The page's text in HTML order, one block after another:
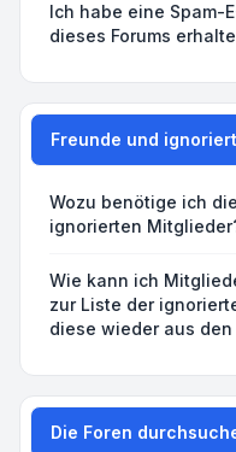
Ich habe eine Spam-
dieses Forums
Freunde und
Wozu benötige ich
ignorierten
Wie kann ich
zur Liste der
diese wieder aus
Die Foren